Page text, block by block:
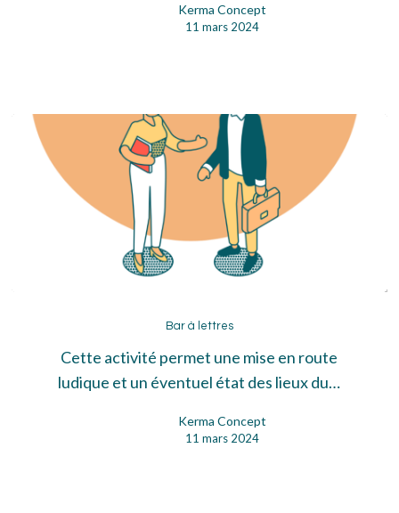
Kerma Concept
11 mars 2024
à
lettres
Bar à lettres
Cette activité permet une mise en route
ludique et un éventuel état des lieux du…
Kerma Concept
11 mars 2024